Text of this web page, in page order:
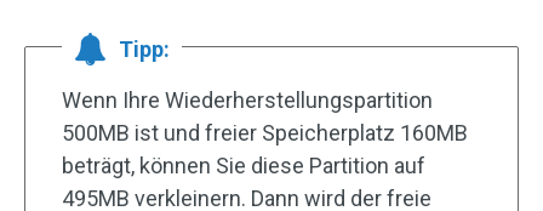
Tipp:
Wenn Ihre Wiederherstellungspartition
500MB ist und freier Speicherplatz 160MB
beträgt, können Sie diese Partition auf
495MB verkleinern. Dann wird der freie